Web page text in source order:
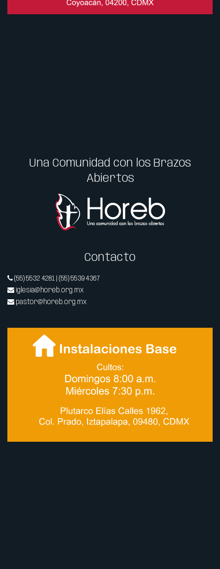
Una Comunidad con los Brazos
Abiertos
Contacto
(55) 5532 4281 | (55) 5539 4367
iglesia@horeb.org.mx
pastor@horeb.org.mx